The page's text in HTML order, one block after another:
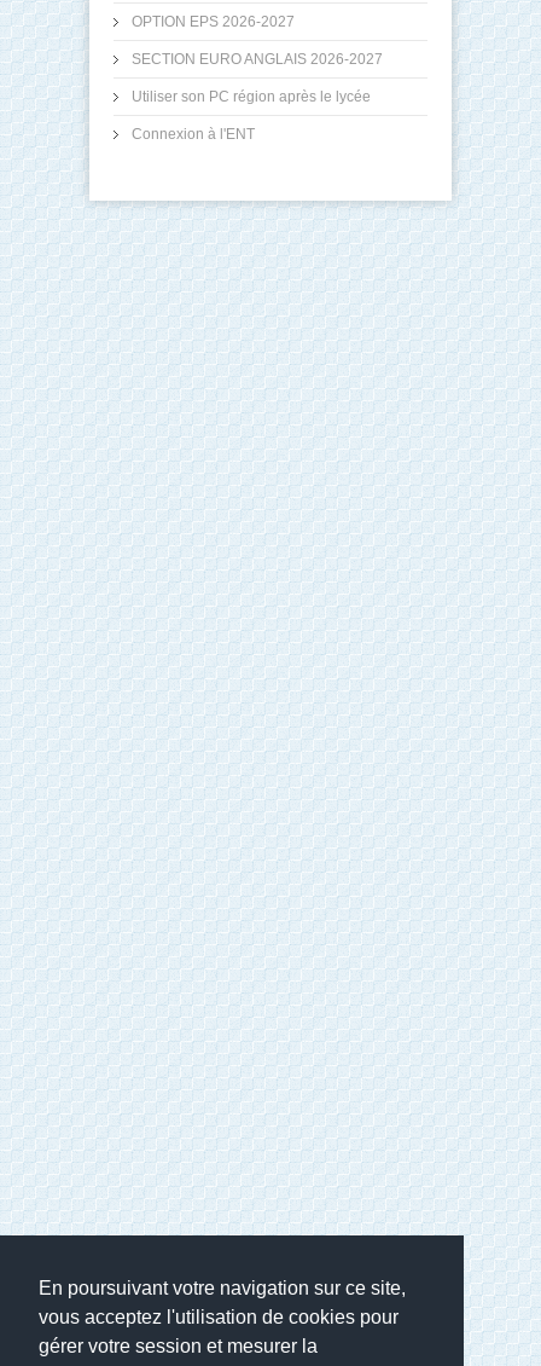
En poursuivant votre navigation sur ce site,
vous acceptez l'utilisation de cookies pour
gérer votre session et mesurer la
OPTION EPS 2026-2027
SECTION EURO ANGLAIS 2026-2027
Utiliser son PC région après le lycée
Connexion à l'ENT